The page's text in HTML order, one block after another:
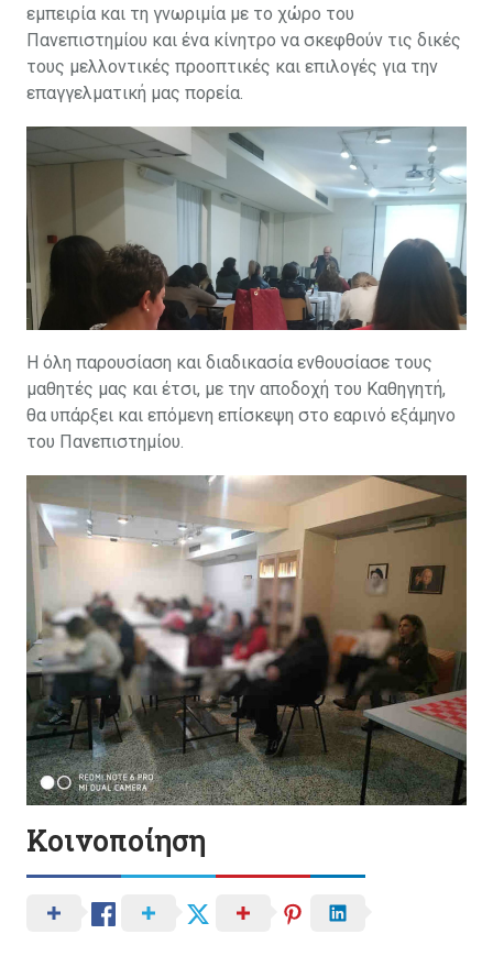
εμπειρία και τη γνωριμία με το χώρο του
Πανεπιστημίου και ένα κίνητρο να σκεφθούν τις δικές
τους μελλοντικές προοπτικές και επιλογές για την
επαγγελματική μας πορεία.
Η όλη παρουσίαση και διαδικασία ενθουσίασε τους
μαθητές μας και έτσι, με την αποδοχή του Καθηγητή,
θα υπάρξει και επόμενη επίσκεψη στο εαρινό εξάμηνο
του Πανεπιστημίου.
Κοινοποίηση